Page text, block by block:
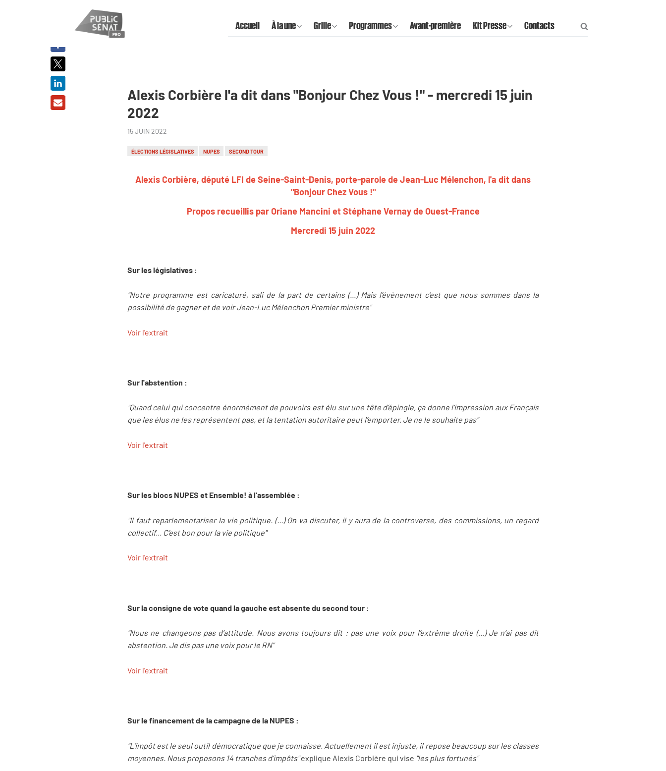
Accueil À la une Grille Programmes Avant-première Kit Presse Contacts
Alexis Corbière l'a dit dans "Bonjour Chez Vous !" - mercredi 15 juin
2022
15 JUIN 2022
ÉLECTIONS LÉGISLATIVES NUPES SECOND TOUR
Alexis Corbière, député LFI de Seine-Saint-Denis, porte-parole de Jean-Luc Mélenchon, l'a dit dans
"Bonjour Chez Vous !"
Propos recueillis par Oriane Mancini et Stéphane Vernay de Ouest-France
Mercredi 15 juin 2022
Sur les législatives :
"Notre programme est caricaturé, sali de la part de certains (...) Mais l’évènement c’est que nous sommes dans la
possibilité de gagner et de voir Jean-Luc Mélenchon Premier ministre"
Voir l'extrait
Sur l'abstention :
"Quand celui qui concentre énormément de pouvoirs est élu sur une tête d’épingle, ça donne l’impression aux Français
que les élus ne les représentent pas, et la tentation autoritaire peut l’emporter. Je ne le souhaite pas"
Voir l'extrait
Sur les blocs NUPES et Ensemble! à l'assemblée :
"Il faut reparlementariser la vie politique. (...) On va discuter, il y aura de la controverse, des commissions, un regard
collectif... C’est bon pour la vie politique"
Voir l'extrait
Sur la consigne de vote quand la gauche est absente du second tour :
"Nous ne changeons pas d’attitude. Nous avons toujours dit : pas une voix pour l’extrême droite (...) Je n’ai pas dit
abstention. Je dis pas une voix pour le RN"
Voir l'extrait
Sur le financement de la campagne de la NUPES :
"L’impôt est le seul outil démocratique que je connaisse. Actuellement il est injuste, il repose beaucoup sur les classes
moyennes. Nous proposons 14 tranches d’impôts"explique Alexis Corbière qui vise "les plus fortunés"